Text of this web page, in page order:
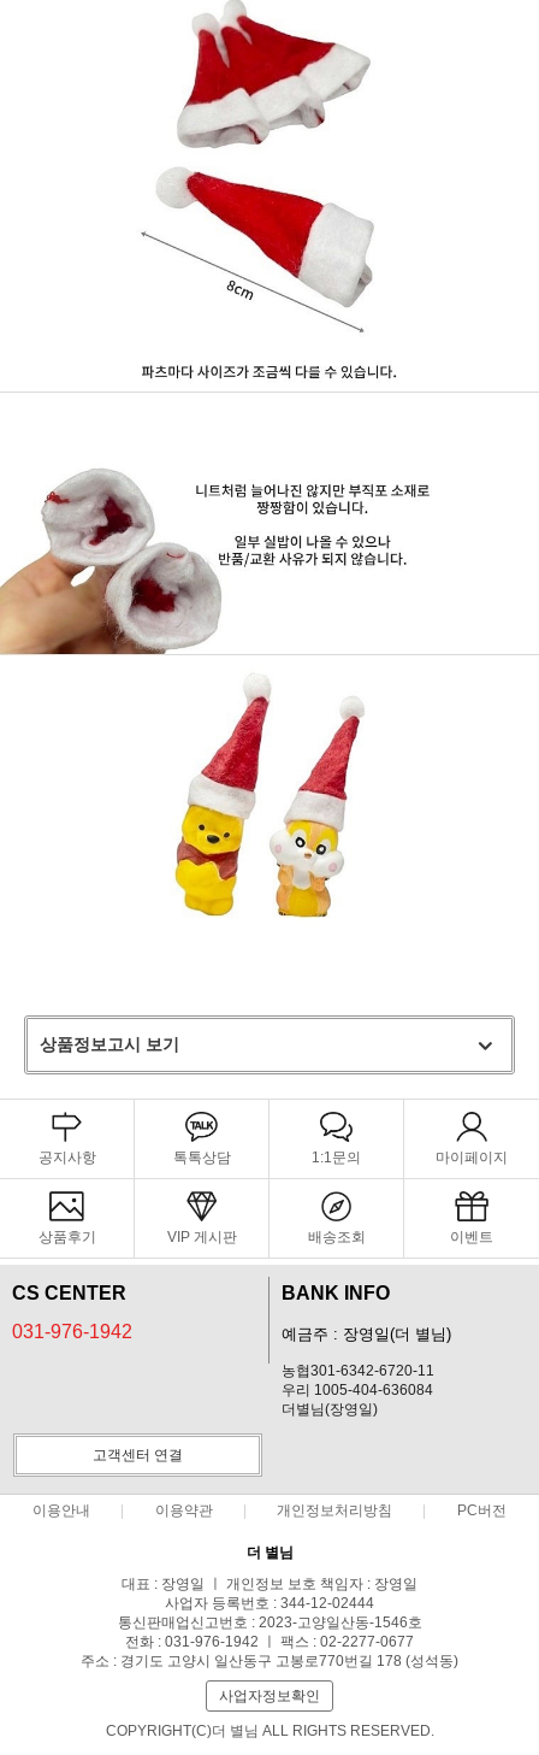
상품정보고시 보기
공지사항 톡톡상담 1:1문의 마이페이지
상품후기 VIP 게시판 배송조회 이벤트
CS CENTER
031-976-1942
BANK INFO
예금주 : 장영일(더 별님)
농협301-6342-6720-11
우리 1005-404-636084
더별님(장영일)
고객센터 연결
이용안내 이용약관 개인정보처리방침 PC버전
더 별님
대표 : 장영일 ㅣ 개인정보 보호 책임자 : 장영일
사업자 등록번호 : 344-12-02444
통신판매업신고번호 : 2023-고양일산동-1546호
전화 : 031-976-1942 ㅣ 팩스 : 02-2277-0677
주소 : 경기도 고양시 일산동구 고봉로770번길 178 (성석동)
사업자정보확인
COPYRIGHT(C)더 별님 ALL RIGHTS RESERVED.